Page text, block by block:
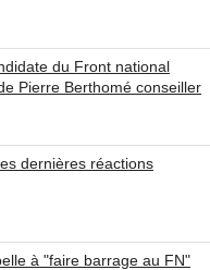
du Front national
Pierre Berthomé conseiller
dernières réactions
à "faire barrage au FN"